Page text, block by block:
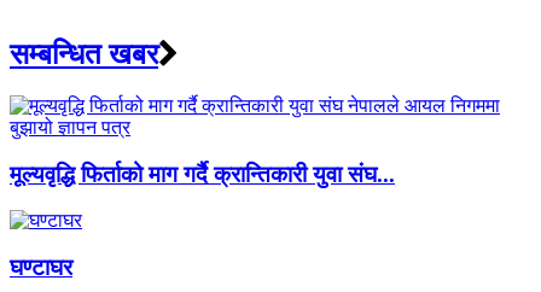
सम्बन्धित खबर
मूल्यवृद्धि फिर्ताको माग गर्दै क्रान्तिकारी युवा संघ...
घण्टाघर